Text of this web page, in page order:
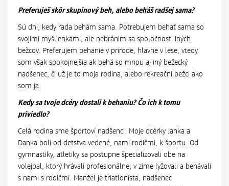
Preferuješ skôr skupinový beh, alebo beháš radšej sama?
Sú dni, kedy rada behám sama. Potrebujem behať sama so
svojimi myšlienkami, ale nebránim sa spoločnosti iných
bežcov. Preferujem behanie v prírode, hlavne v lese, vtedy
som však spokojnejšia ak behá so mnou aj iný bežecký
nadšenec, či už je to moja rodina, alebo rekreační bežci ako
som ja.
Kedy sa tvoje dcéry dostali k behaniu? Čo ich k tomu
priviedlo?
Celá rodina sme športoví nadšenci. Moje dcérky Janka a
Danka boli od detstva vedené, nami rodičmi, k športu. Od
gymnastiky, atletiky sa postupne špecializovali obe na
volejbal, ktorý hrávali profesionálne, v zime lyžovali a behávali
s nami s rodičmi. Manžel je triatlonista, nadšenec